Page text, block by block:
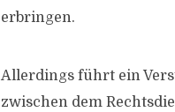
erbringen.
Allerdings führt ein
zwischen dem